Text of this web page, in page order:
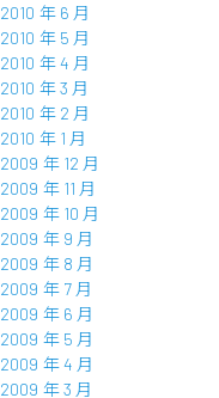
2010 年 6 月
2010 年 5 月
2010 年 4 月
2010 年 3 月
2010 年 2 月
2010 年 1 月
2009 年 12 月
2009 年 11 月
2009 年 10 月
2009 年 9 月
2009 年 8 月
2009 年 7 月
2009 年 6 月
2009 年 5 月
2009 年 4 月
2009 年 3 月